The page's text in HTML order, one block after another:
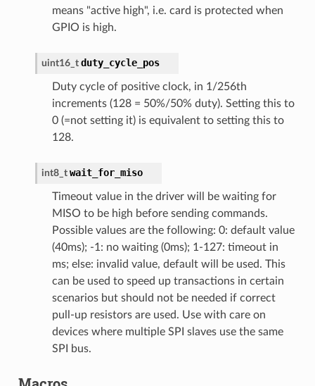
means "active high", i.e. card is protected when
GPIO is high.
uint16_t duty_cycle_pos
Duty cycle of positive clock, in 1/256th
increments (128 = 50%/50% duty). Setting this to
0 (=not setting it) is equivalent to setting this to
128.
int8_t wait_for_miso
Timeout value in the driver will be waiting for
MISO to be high before sending commands.
Possible values are the following: 0: default value
(40ms); -1: no waiting (0ms); 1-127: timeout in
ms; else: invalid value, default will be used. This
can be used to speed up transactions in certain
scenarios but should not be needed if correct
pull-up resistors are used. Use with care on
devices where multiple SPI slaves use the same
SPI bus.